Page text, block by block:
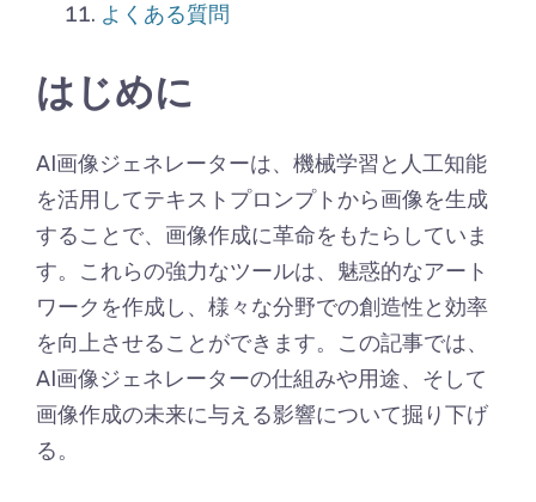
よくある質問
はじめに
AI画像ジェネレーターは、機械学習と人工知能
を活用してテキストプロンプトから画像を生成
することで、画像作成に革命をもたらしていま
す。これらの強力なツールは、魅惑的なアート
ワークを作成し、様々な分野での創造性と効率
を向上させることができます。この記事では、
AI画像ジェネレーターの仕組みや用途、そして
画像作成の未来に与える影響について掘り下げ
る。